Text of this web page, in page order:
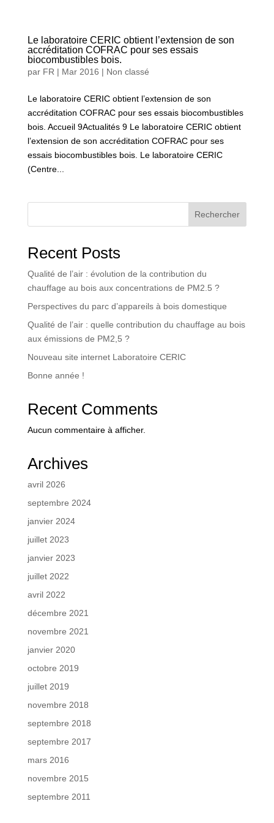
Le laboratoire CERIC obtient l’extension de son
accréditation COFRAC pour ses essais
biocombustibles bois.
par FR | Mar 2016 | Non classé
Le laboratoire CERIC obtient l’extension de son
accréditation COFRAC pour ses essais biocombustibles
bois. Accueil 9Actualités 9 Le laboratoire CERIC obtient
l’extension de son accréditation COFRAC pour ses
essais biocombustibles bois. Le laboratoire CERIC
(Centre...
Rechercher
Recent Posts
Qualité de l’air : évolution de la contribution du
chauffage au bois aux concentrations de PM2.5 ?
Perspectives du parc d’appareils à bois domestique
Qualité de l’air : quelle contribution du chauffage au bois
aux émissions de PM2,5 ?
Nouveau site internet Laboratoire CERIC
Bonne année !
Recent Comments
Aucun commentaire à afficher.
Archives
avril 2026
septembre 2024
janvier 2024
juillet 2023
janvier 2023
juillet 2022
avril 2022
décembre 2021
novembre 2021
janvier 2020
octobre 2019
juillet 2019
novembre 2018
septembre 2018
septembre 2017
mars 2016
novembre 2015
septembre 2011